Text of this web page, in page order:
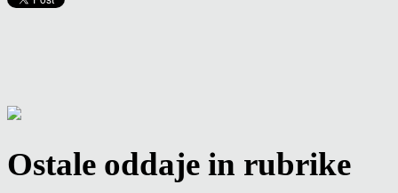
Ostale oddaje in rubrike